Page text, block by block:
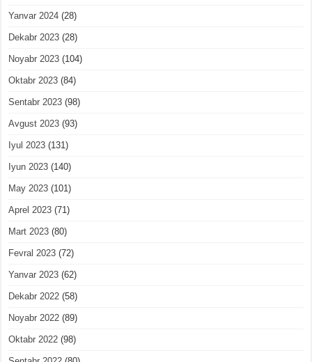
Yanvar 2024 (28)
Dekabr 2023 (28)
Noyabr 2023 (104)
Oktabr 2023 (84)
Sentabr 2023 (98)
Avgust 2023 (93)
Iyul 2023 (131)
Iyun 2023 (140)
May 2023 (101)
Aprel 2023 (71)
Mart 2023 (80)
Fevral 2023 (72)
Yanvar 2023 (62)
Dekabr 2022 (58)
Noyabr 2022 (89)
Oktabr 2022 (98)